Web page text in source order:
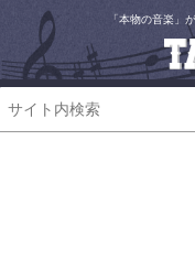
「本物の音楽」